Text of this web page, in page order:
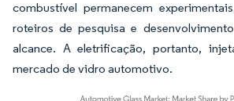
combustível permanecem
roteiros de pesquisa e
alcance. A eletrificação, portanto,
mercado de vidro automotivo.